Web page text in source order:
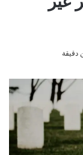
دقيقة